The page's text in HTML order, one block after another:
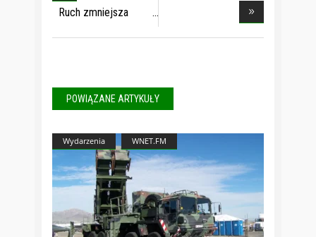
Ruch zmniejsza
POWIĄZANE ARTYKUŁY
Wydarzenia WNET.FM